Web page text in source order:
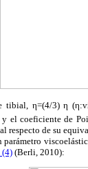
η=(4/3) η
el coeficiente de
respecto de su
(4) (Berli, 2010):